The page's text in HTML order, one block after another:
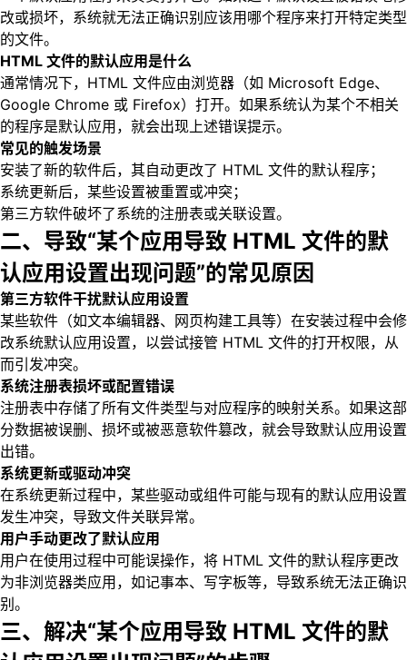
改或损坏，系统就无法正确识别应该用哪个程序来打开特定类型
的文件。
HTML 文件的默认应用是什么
通常情况下，HTML 文件应由浏览器（如 Microsoft Edge、
Google Chrome 或 Firefox）打开。如果系统认为某个不相关
的程序是默认应用，就会出现上述错误提示。
常见的触发场景
安装了新的软件后，其自动更改了 HTML 文件的默认程序；
系统更新后，某些设置被重置或冲突；
第三方软件破坏了系统的注册表或关联设置。
二、导致“某个应用导致 HTML 文件的默
认应用设置出现问题”的常见原因
第三方软件干扰默认应用设置
某些软件（如文本编辑器、网页构建工具等）在安装过程中会修
改系统默认应用设置，以尝试接管 HTML 文件的打开权限，从
而引发冲突。
系统注册表损坏或配置错误
注册表中存储了所有文件类型与对应程序的映射关系。如果这部
分数据被误删、损坏或被恶意软件篡改，就会导致默认应用设置
出错。
系统更新或驱动冲突
在系统更新过程中，某些驱动或组件可能与现有的默认应用设置
发生冲突，导致文件关联异常。
用户手动更改了默认应用
用户在使用过程中可能误操作，将 HTML 文件的默认程序更改
为非浏览器类应用，如记事本、写字板等，导致系统无法正确识
别。
三、解决“某个应用导致 HTML 文件的默